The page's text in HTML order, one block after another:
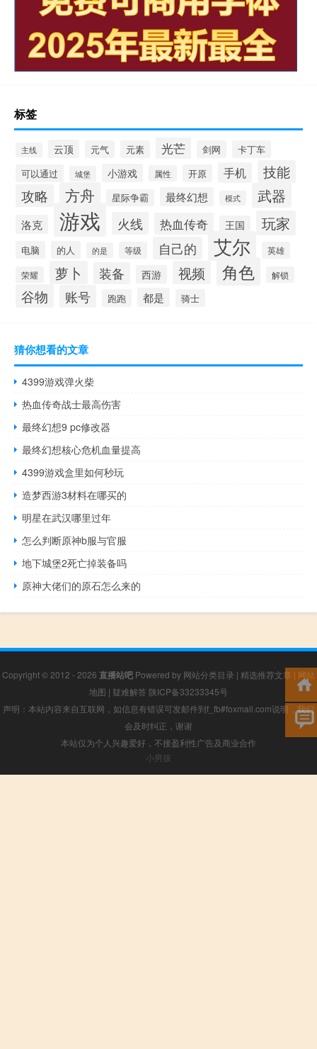
标签
主线 云顶 元气 元素 光芒 剑网
卡丁车
可以通过
城堡 小游戏 属性 开原 手机
技能
攻略
方舟 星际争霸 最终幻想 模式 武器
洛克 游戏 火线 热血传奇 王国 玩家
电脑 的人 的是 等级 自己的 艾尔 英雄
荣耀 萝卜 装备 西游 视频 角色 解锁
谷物 账号 跑跑 都是 骑士
猜你想看的文章
4399游戏弹火柴
热血传奇战士最高伤害
最终幻想9 pc修改器
最终幻想核心危机血量提高
4399游戏盒里如何秒玩
造梦西游3材料在哪买的
明星在武汉哪里过年
怎么判断原神b服与官服
地下城堡2死亡掉装备吗
原神大佬们的原石怎么来的
Copyright © 2012 - 2026 直播站吧 Powered by 网站分类目录 | 精选推荐文章 | 网站
地图 | 疑难解答 陕ICP备33233345号
声明：本站内容来自互联网，如信息有错误可发邮件到f_fb#foxmail.com说明，我们
会及时纠正，谢谢
本站仅为个人兴趣爱好，不接盈利性广告及商业合作
小男孩